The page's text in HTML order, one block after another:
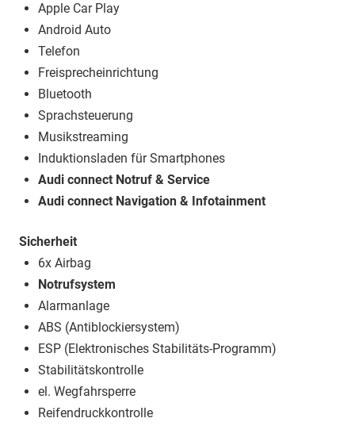
Apple Car Play
Android Auto
Telefon
Freisprecheinrichtung
Bluetooth
Sprachsteuerung
Musikstreaming
Induktionsladen für Smartphones
Audi connect Notruf & Service
Audi connect Navigation & Infotainment
Sicherheit
6x Airbag
Notrufsystem
Alarmanlage
ABS (Antiblockiersystem)
ESP (Elektronisches Stabilitäts-Programm)
Stabilitätskontrolle
el. Wegfahrsperre
Reifendruckkontrolle